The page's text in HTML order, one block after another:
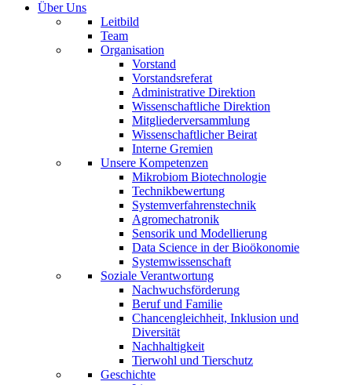
Über Uns
Leitbild
Team
Organisation
Vorstand
Vorstandsreferat
Administrative Direktion
Wissenschaftliche Direktion
Mitgliederversammlung
Wissenschaftlicher Beirat
Interne Gremien
Unsere Kompetenzen
Mikrobiom Biotechnologie
Technikbewertung
Systemverfahrenstechnik
Agromechatronik
Sensorik und Modellierung
Data Science in der Bioökonomie
Systemwissenschaft
Soziale Verantwortung
Nachwuchsförderung
Beruf und Familie
Chancengleichheit, Inklusion und
Diversität
Nachhaltigkeit
Tierwohl und Tierschutz
Geschichte